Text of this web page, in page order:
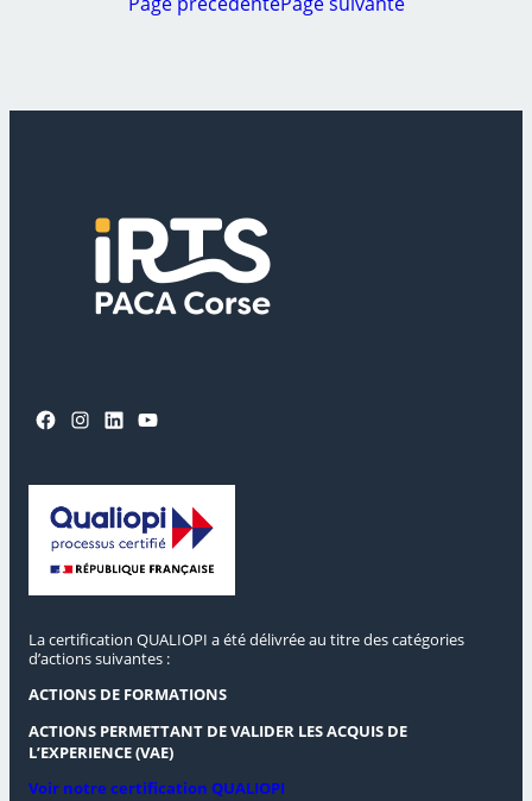
Facebook Instagram LinkedIn YouTube
La certification QUALIOPI a été délivrée au titre des catégories
d’actions suivantes :
ACTIONS DE FORMATIONS
ACTIONS PERMETTANT DE VALIDER LES ACQUIS DE
L’EXPERIENCE (VAE)
Voir notre certification QUALIOPI